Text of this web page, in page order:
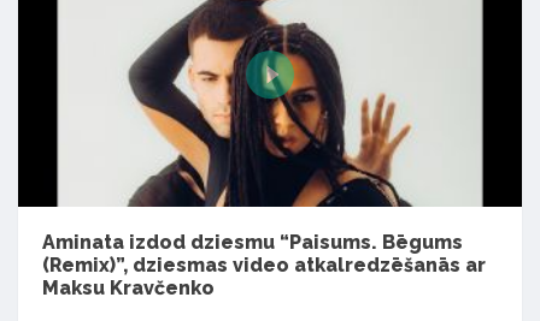
Aminata izdod dziesmu “Paisums. Bēgums
(Remix)”, dziesmas video atkalredzēšanās ar
Maksu Kravčenko